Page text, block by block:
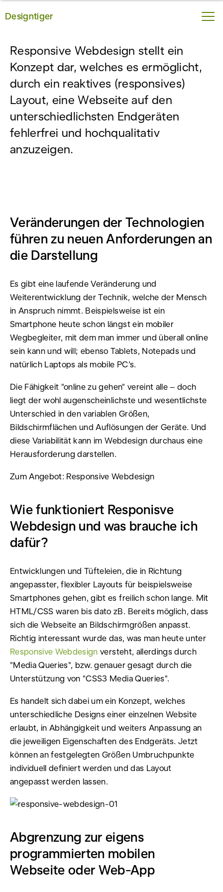
Designtiger
Responsive Webdesign
Responsive Webdesign stellt ein
Konzept dar, welches es ermöglicht,
durch ein reaktives (responsives)
Layout, eine Webseite auf den
unterschiedlichsten Endgeräten
fehlerfrei und hochqualitativ
anzuzeigen.
Veränderungen der Technologien
führen zu neuen Anforderungen an
die Darstellung
Es gibt eine laufende Veränderung und
Weiterentwicklung der Technik, welche der Mensch
in Anspruch nimmt. Beispielsweise ist ein
Smartphone heute schon längst ein mobiler
Wegbegleiter, mit dem man immer und überall online
sein kann und will; ebenso Tablets, Notepads und
natürlich Laptops als mobile PC’s.
Die Fähigkeit "online zu gehen" vereint alle – doch
liegt der wohl augenscheinlichste und wesentlichste
Unterschied in den variablen Größen,
Bildschirmflächen und Auflösungen der Geräte. Und
diese Variabilität kann im Webdesign durchaus eine
Herausforderung darstellen.
Zum Angebot: Responsive Webdesign
Wie funktioniert Responisve
Webdesign und was brauche ich
dafür?
Entwicklungen und Tüfteleien, die in Richtung
angepasster, flexibler Layouts für beispielsweise
Smartphones gehen, gibt es freilich schon lange. Mit
HTML/CSS waren bis dato zB. Bereits möglich, dass
sich die Webseite an Bildschirmgrößen anpasst.
Richtig interessant wurde das, was man heute unter
Responsive Webdesign versteht, allerdings durch
"Media Queries", bzw. genauer gesagt durch die
Unterstützung von "CSS3 Media Queries".
Es handelt sich dabei um ein Konzept, welches
unterschiedliche Designs einer einzelnen Website
erlaubt, in Abhängigkeit und weiters Anpassung an
die jeweiligen Eigenschaften des Endgeräts. Jetzt
können an festgelegten Größen Umbruchpunkte
individuell definiert werden und das Layout
angepasst werden lassen.
Abgrenzung zur eigens
programmierten mobilen
Webseite oder Web-App